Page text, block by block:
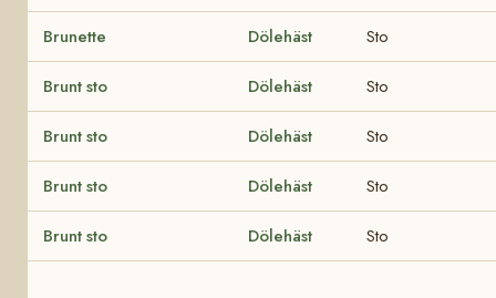
Brunette Dölehäst Sto
Brunt sto Dölehäst Sto
Brunt sto Dölehäst Sto
Brunt sto Dölehäst Sto
Brunt sto Dölehäst Sto